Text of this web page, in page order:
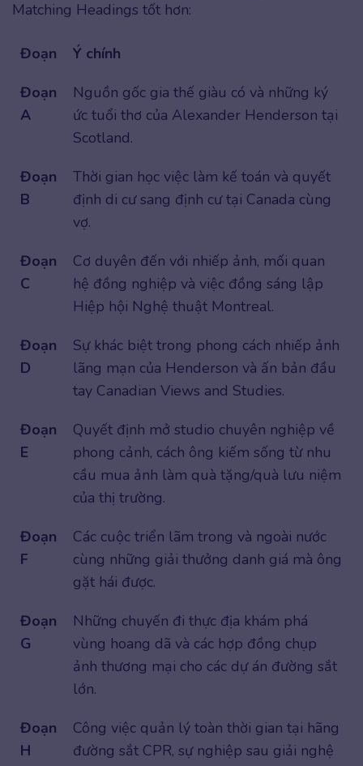
Matching Headings tốt hơn:
Đoạn
Ý chính
Đoạn
A
Nguồn gốc gia thế giàu có và những ký
ức tuổi thơ của Alexander Henderson tại
Scotland.
Đoạn
B
Thời gian học việc làm kế toán và quyết
định di cư sang định cư tại Canada cùng
vợ.
Đoạn
C
Cơ duyên đến với nhiếp ảnh, mối quan
hệ đồng nghiệp và việc đồng sáng lập
Hiệp hội Nghệ thuật Montreal.
Đoạn
D
Sự khác biệt trong phong cách nhiếp ảnh
lãng mạn của Henderson và ấn bản đầu
tay Canadian Views and Studies.
Đoạn
E
Quyết định mở studio chuyên nghiệp về
phong cảnh, cách ông kiếm sống từ nhu
cầu mua ảnh làm quà tặng/quà lưu niệm
của thị trường.
Đoạn
F
Các cuộc triển lãm trong và ngoài nước
cùng những giải thưởng danh giá mà ông
gặt hái được.
Đoạn
G
Những chuyến đi thực địa khám phá
vùng hoang dã và các hợp đồng chụp
ảnh thương mại cho các dự án đường sắt
lớn.
Đoạn
H
Công việc quản lý toàn thời gian tại hãng
đường sắt CPR, sự nghiệp sau giải nghệ